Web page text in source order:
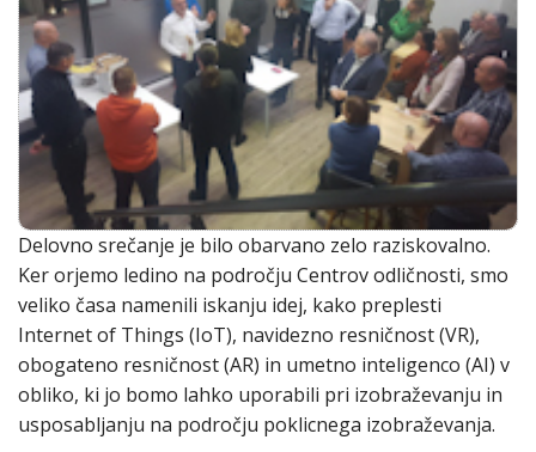
Delovno srečanje je bilo obarvano zelo raziskovalno.
Ker orjemo ledino na področju Centrov odličnosti, smo
veliko časa namenili iskanju idej, kako preplesti
Internet of Things (IoT), navidezno resničnost (VR),
obogateno resničnost (AR) in umetno inteligenco (AI) v
obliko, ki jo bomo lahko uporabili pri izobraževanju in
usposabljanju na področju poklicnega izobraževanja.